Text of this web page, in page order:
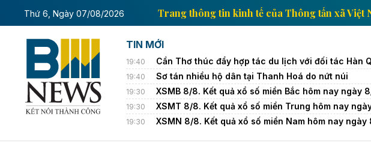
Thứ 6, Ngày 07/08/2026
kinh tế của Thông tấn xã Việt Nam Trang thông tin kinh tế của Thông
TIN MỚI
19:40 Cần Thơ thúc đẩy hợp tác du lịch với đối tác Hàn
19:40 Sơ tán nhiều hộ dân tại Thanh Hoá do nứt núi
19:30 XSMB 8/8. Kết quả xổ số miền Bắc hôm nay ngày
19:30 XSMT 8/8. Kết quả xổ số miền Trung hôm nay
19:30 XSMN 8/8. Kết quả xổ số miền Nam hôm nay